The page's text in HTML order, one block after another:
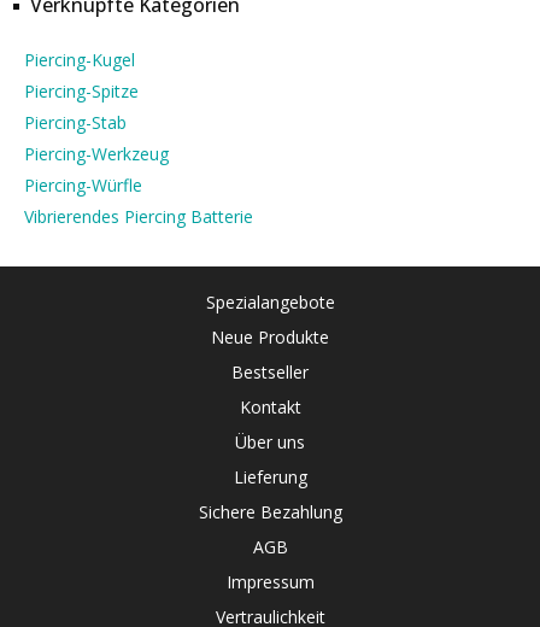
Piercing-Kugel
Piercing-Spitze
Piercing-Stab
Piercing-Werkzeug
Piercing-Würfle
Vibrierendes Piercing Batterie
Spezialangebote
Neue Produkte
Bestseller
Kontakt
Über uns
Lieferung
Sichere Bezahlung
AGB
Impressum
Vertraulichkeit